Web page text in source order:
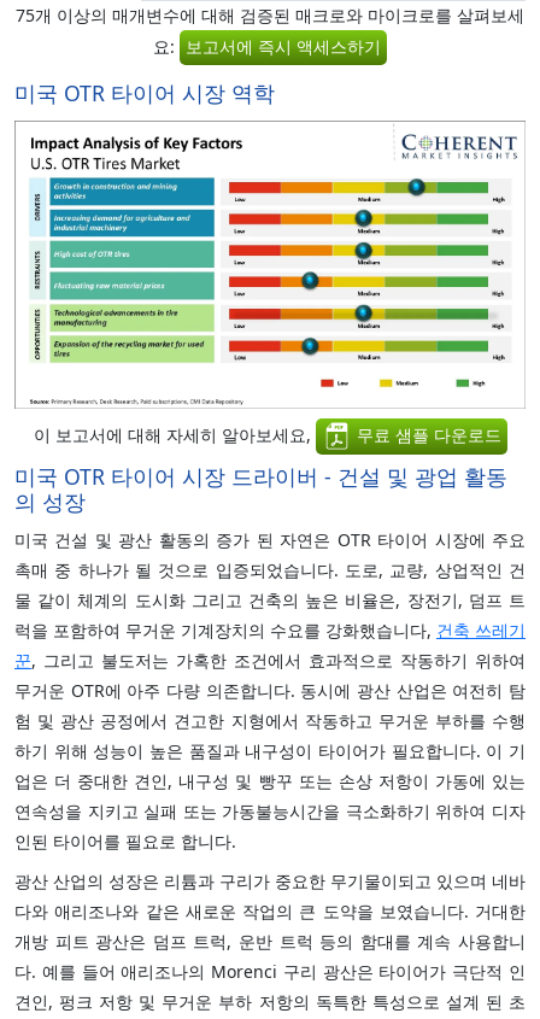
75개 이상의 매개변수에 대해 검증된 매크로와 마이크로를 살펴보세
요: 보고서에 즉시 액세스하기
미국 OTR 타이어 시장 역학
이 보고서에 대해 자세히 알아보세요, 무료 샘플 다운로드
미국 OTR 타이어 시장 드라이버 - 건설 및 광업 활동
의 성장
미국 건설 및 광산 활동의 증가 된 자연은 OTR 타이어 시장에 주요
촉매 중 하나가 될 것으로 입증되었습니다. 도로, 교량, 상업적인 건
물 같이 체계의 도시화 그리고 건축의 높은 비율은, 장전기, 덤프 트
럭을 포함하여 무거운 기계장치의 수요를 강화했습니다, 건축 쓰레기
꾼, 그리고 불도저는 가혹한 조건에서 효과적으로 작동하기 위하여
무거운 OTR에 아주 다량 의존합니다. 동시에 광산 산업은 여전히 탐
험 및 광산 공정에서 견고한 지형에서 작동하고 무거운 부하를 수행
하기 위해 성능이 높은 품질과 내구성이 타이어가 필요합니다. 이 기
업은 더 중대한 견인, 내구성 및 빵꾸 또는 손상 저항이 가동에 있는
연속성을 지키고 실패 또는 가동불능시간을 극소화하기 위하여 디자
인된 타이어를 필요로 합니다.
광산 산업의 성장은 리튬과 구리가 중요한 무기물이되고 있으며 네바
다와 애리조나와 같은 새로운 작업의 큰 도약을 보였습니다. 거대한
개방 피트 광산은 덤프 트럭, 운반 트럭 등의 함대를 계속 사용합니
다. 예를 들어 애리조나의 Morenci 구리 광산은 타이어가 극단적 인
견인, 펑크 저항 및 무거운 부하 저항의 독특한 특성으로 설계 된 초